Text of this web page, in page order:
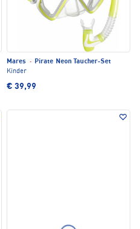
Mares · Pirate Neon Taucher-Set
Kinder
€ 39,99